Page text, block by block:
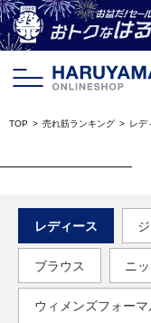
TOP 売れ筋ランキング レデ
レディース
ブラウス ニ
ウィメンズフォーマ